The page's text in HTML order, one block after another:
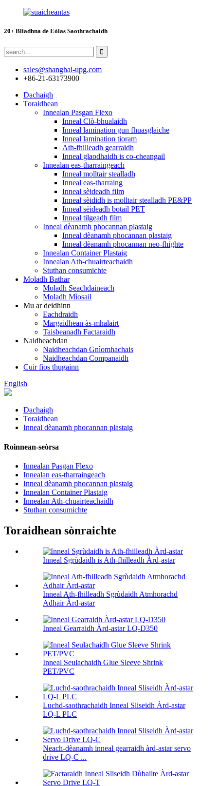
20+ Bliadhna de Eòlas Saothrachaidh
sales@shanghai-upg.com
+86-21-63173900
Dachaigh
Toraidhean
Innealan Pasgan Flexo
Inneal Clò-bhualaidh
Inneal lamination gun fhuasglaiche
Inneal lamination tioram
Ath-fhilleadh gearraidh
Inneal glaodhaidh is co-cheangail
Innealan eas-tharraingeach
Inneal molltair stealladh
Inneal eas-tharraing
Inneal sèideadh film
Inneal sèididh is molltair stealladh PE&PP
Inneal sèideadh botail PET
Inneal tilgeadh film
Inneal dèanamh phocannan plastaig
Inneal dèanamh phocannan plastaig
Inneal dèanamh phocannan neo-fhighte
Innealan Container Plastaig
Innealan Ath-chuairteachaidh
Stuthan consumichte
Moladh Bathar
Moladh Seachdaineach
Moladh Mìosail
Mu ar deidhinn
Eachdraidh
Margaidhean às-mhalairt
Taisbeanadh Factaraidh
Naidheachdan
Naidheachdan Gnìomhachais
Naidheachdan Companaidh
Cuir fios thugainn
English
Dachaigh
Toraidhean
Inneal dèanamh phocannan plastaig
Roinnean-seòrsa
Innealan Pasgan Flexo
Innealan eas-tharraingeach
Inneal dèanamh phocannan plastaig
Innealan Container Plastaig
Innealan Ath-chuairteachaidh
Stuthan consumichte
Toraidhean sònraichte
Inneal Sgrùdaidh is Ath-fhilleadh Àrd-astar
Inneal Ath-fhilleadh Sgrùdaidh Atmhorachd
Adhair Àrd-astar
Inneal Gearraidh Àrd-astar LQ-D350
Inneal Seulachaidh Glue Sleeve Shrink
PET/PVC
Luchd-saothrachaidh Inneal Sliseidh Àrd-astar
LQ-L PLC
Neach-dèanamh inneal gearraidh àrd-astar servo
drive LQ-C ...